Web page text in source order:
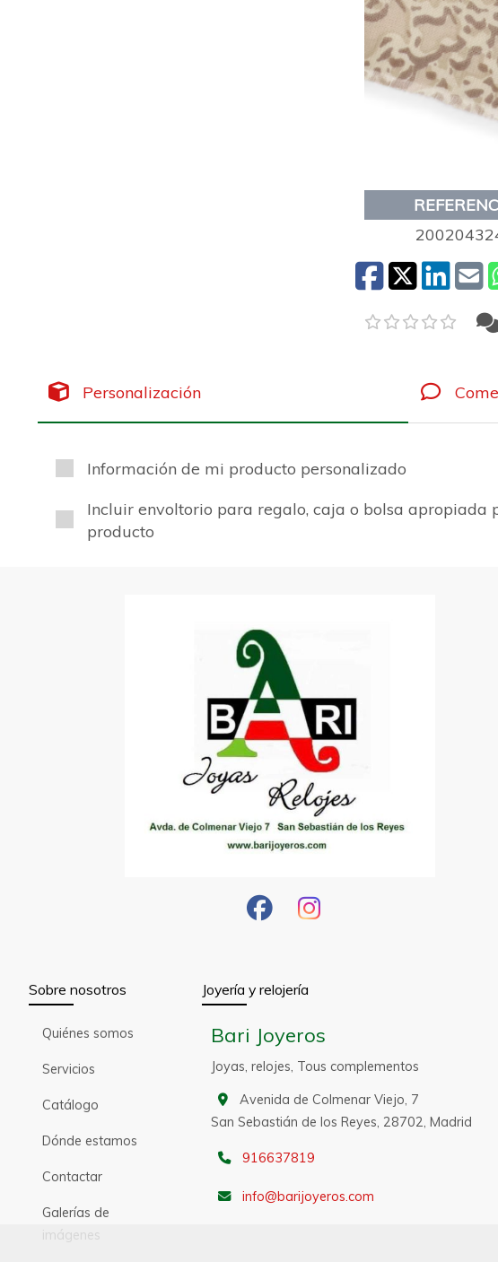
Personalización
Información de mi producto personalizado
Incluir envoltorio para regalo, caja o bolsa apropiada
producto
Sobre nosotros
Quiénes somos
Servicios
Catálogo
Dónde estamos
Contactar
Galerías de
imágenes
Joyería y relojería
Bari Joyeros
Joyas, relojes, Tous complementos
Avenida de Colmenar Viejo, 7
San Sebastián de los Reyes, 28702, Madrid
916637819
info barijoyeros.com